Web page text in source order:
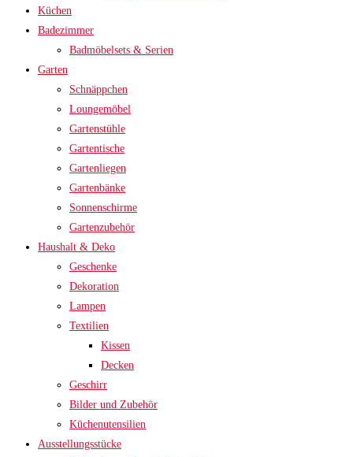
Küchen
Badezimmer
Badmöbelsets & Serien
Garten
Schnäppchen
Loungemöbel
Gartenstühle
Gartentische
Gartenliegen
Gartenbänke
Sonnenschirme
Gartenzubehör
Haushalt & Deko
Geschenke
Dekoration
Lampen
Textilien
Kissen
Decken
Geschirr
Bilder und Zubehör
Küchenutensilien
Ausstellungsstücke